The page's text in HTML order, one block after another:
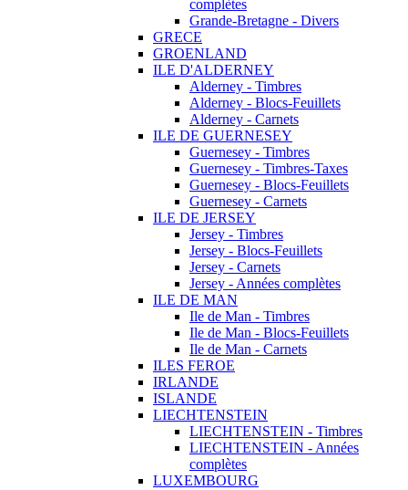
complètes
Grande-Bretagne - Divers
GRECE
GROENLAND
ILE D'ALDERNEY
Alderney - Timbres
Alderney - Blocs-Feuillets
Alderney - Carnets
ILE DE GUERNESEY
Guernesey - Timbres
Guernesey - Timbres-Taxes
Guernesey - Blocs-Feuillets
Guernesey - Carnets
ILE DE JERSEY
Jersey - Timbres
Jersey - Blocs-Feuillets
Jersey - Carnets
Jersey - Années complètes
ILE DE MAN
Ile de Man - Timbres
Ile de Man - Blocs-Feuillets
Ile de Man - Carnets
ILES FEROE
IRLANDE
ISLANDE
LIECHTENSTEIN
LIECHTENSTEIN - Timbres
LIECHTENSTEIN - Années
complètes
LUXEMBOURG